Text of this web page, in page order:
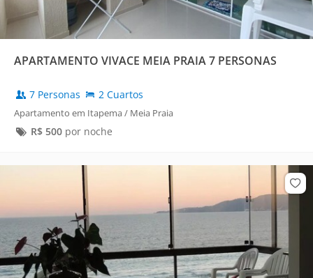
APARTAMENTO VIVACE MEIA PRAIA 7 PERSONAS
7 Personas 2 Cuartos
Apartamento em Itapema / Meia Praia
R$ 500por noche